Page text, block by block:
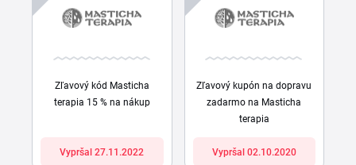
Zľavový kód Masticha
terapia 15 % na nákup
Vypršal 27.11.2022
Zľavový kupón na dopravu
zadarmo na Masticha
terapia
Vypršal 02.10.2020